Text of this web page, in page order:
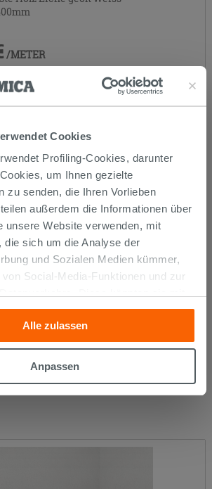
Cookies
Profiling-Cookies, darunter
um Ihnen gezielte
zu senden, die Ihren Vorlieben
außerdem die Informationen über
unsere Website verwenden, mit
die sich um die Analyse der
und Sozialen Medien kümmer,
Social-Media-Funktionen und zur
die Sie ihnen geliefert haben oder
Verwendung ihrer Dienste
kombinieren. Falls Sie mehr wissen
Zustimmung zu allen oder einigen
durch Klicken auf die Schaltfläche
der technischen Cookies fortsetzen.
Alle zulassen
Anpassen
/METER
aus lackiertem Holz Weiß